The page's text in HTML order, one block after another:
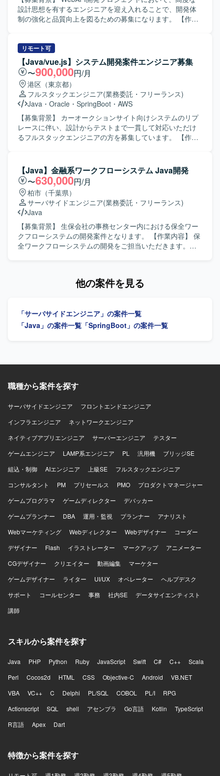
す。現行システムではJava6/8、Weblogic、JavaEE、
Swing、OracleDBといったレガシー技術スタックも併存し
Confluence、Jira、Miro、GitHub等のツールを利用してお
ります。
いただけるため、決済領域での業務知識や大規模システム
開発の経験を積むことができます。詳細設計以降の工程を
【開発環境】 Java（SpringBoot）を用いたバックエンド開
発環境にて、AWS上でシステムを構築・開発していただき
ます。ウォータフォール型の開発プロセスを採用してお
り、各工程ごとに成果物レビューや試験を行う体制となっ
ております。
設計思想を有するエンジニアを迎え入れることで、開発体
制の強化と品質向上を図るための募集になります。 【作業
きます。ドメイン知識を理解しながらクリーンアーキテク
チャなどの設計思想を踏まえた構成を検討し、コードレビ
ューを通じた品質向上にも主体的に取り組んでいただきま
す。また、生成AIの活用を含め、開発効率の向上に向けた
工夫や改善提案も行っていただきます。 【求める人物像】
設計思想（DDDやクリーンアーキテクチャなど）への理解
が深く、自ら課題を見つけて解決策を提案・実行できる能
動的な方を求めています。顧客社員との議論をリードしな
がら、チーム全体を前向きに牽引できるコミュニケーショ
ン力をお持ちの方にマッチする環境です。 【ポジションの
ながらスキルを高めていただけます。主体性や技術的な提
案が歓迎される環境のため、上流から実装まで一貫してス
キルを磨きたい方にとって成長機会の大きいポジションで
す。 【開発環境】 Java／SpringBootを中心としたWebAPI
サーバー開発環境で、テストコードにはJUnitやMockitoなど
のテストフレームワークを利用する想定です。DDDやクリ
ーンアーキテクチャ、アジャイル開発、Dockerなどの技術
を組み合わせた開発スタイルとなります。
リモート可
【Java/vue.js】システム開発案件エンジニア募集
〜900,000円/月
港区（東京都）
フルスタックエンジニア(業務委託・フリーランス)
Java ・ Oracle ・ SpringBoot ・ AWS
【募集背景】 カーオークションサイト向けシステムのリプ
レースに伴い、設計からテストまで一貫して対応いただけ
るフルスタックエンジニアの方を募集しています。 【作業
ご担当いただきます。基本設計から結合テストまで一連の
工程をお任せいたします。 【求める人物像】 前向きでキャ
ッチアップや技術向上に積極的な方を求めています。 【ポ
ジションの魅力】 バックエンド、フロントエンド、インフ
ラ、データベースなど幅広い技術要素に携わることがで
き、フルスタックエンジニアとしてスキルを高めていただ
けます。 【開発環境】 バックエンド：
Java（Springboot）、フロントエンド：
TypeScript（vue.js）、インフラ：AWS、DB：Oracleを用
【Java】金融系ワークフローシステム Java開発
〜630,000円/月
柏市（千葉県）
サーバサイドエンジニア(業務委託・フリーランス)
Java
【募集背景】 生保会社の事務センター内における保全ワー
クフローシステムの開発案件となります。 【作業内容】 保
全ワークフローシステムの開発をご担当いただきます。
ステム開発において、一連の工程を自走して対応できる方
力】 金融系の大規模なワークフローシステム開発に携わる
ことができ、保全業務や新契約に関連する業務知識を習得
にもご対応いただきます。
他の案件を見る
「サーバサイドエンジニア」の案件一覧
「Java」の案件一覧 「SpringBoot」の案件一覧
職種から案件を探す
サーバサイドエンジニア
フロントエンドエンジニア
インフラエンジニア
ネットワークエンジニア
ネイティブアプリエンジニア
サーバーエンジニア
テスター
ゲームエンジニア
LAMP系エンジニア PL 汎用機
ブリッジSE
組込・制御
AIエンジニア 上級SE
フルスタックエンジニア
コンサルタント
PM プリセールス PMO
プロダクトマネージャー
ゲームプログラマ
ゲームディレクター
デバッカー
ゲームプランナー
DBA 運用・監視 プランナー
アナリスト
Webマーケティング
Webディレクター Webデザイナー
コーダー
デザイナー
Flash イラストレーター マークアップ
アニメーター
CGデザイナー
クリエイター 動画編集
マーケター
ゲームデザイナー
ライター UI/UX オペレーター
ヘルプデスク
サポート
コールセンター 事務 社内SE
データサイエンティスト
講師
スキルから案件を探す
Java PHP Python Ruby JavaScript Swift C# C++
Scala
Perl
Cocos2d HTML CSS Objective-C Android
VB.NET
VBA
VC++ C Delphi PL/SQL COBOL PL/I
RPG
Actionscript
SQL shell アセンブラ Go言語 Kotlin
TypeScript
R言語
Apex Dart
特徴から案件を探す